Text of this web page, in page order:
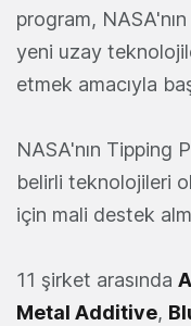
program,
yeni uzay
etmek amacıyla
NASA'nın Tipping
belirli teknolojileri
için mali destek
11 şirket arasında
Metal Additive,